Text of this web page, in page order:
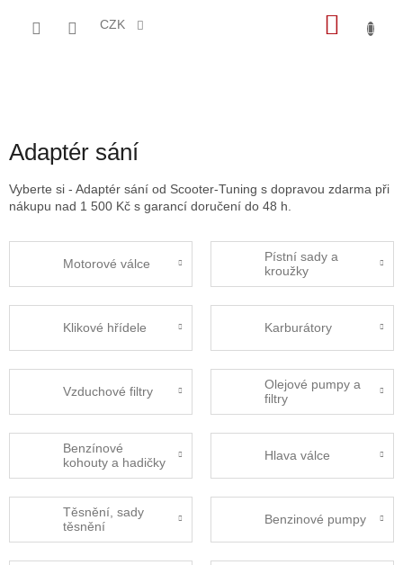
CZK
Adaptér sání
Vyberte si - Adaptér sání od Scooter-Tuning s dopravou zdarma při
nákupu nad 1 500 Kč s garancí doručení do 48 h.
Motorové válce
Pístní sady a
kroužky
Klikové hřídele Karburátory
Vzduchové filtry
Olejové pumpy a
filtry
Benzínové
kohouty a hadičky
Hlava válce
Těsnění, sady
těsnění
Benzinové pumpy